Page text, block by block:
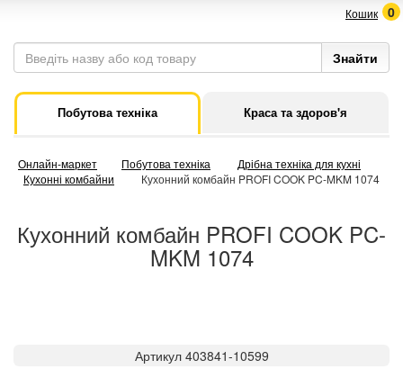
Кошик 0
Побутова техніка Краса та здоров'я
Онлайн-маркет Побутова техніка
Дрібна техніка для кухні
Кухонні комбайни
Кухонний комбайн PROFI COOK PC-MKM 1074
Кухонний комбайн PROFI COOK PC-
MKM 1074
Артикул 403841-10599